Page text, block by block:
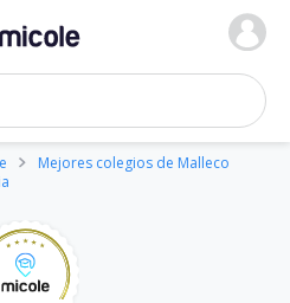
buscador de colegios
Mejores colegios de Malleco